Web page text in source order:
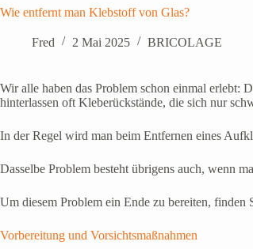
Wie entfernt man Klebstoff von Glas?
Fred 2 Mai 2025 BRICOLAGE
Wir alle haben das Problem schon einmal erlebt:
hinterlassen oft Kleberückstände, die sich nur
In der Regel wird man beim Entfernen eines
Dasselbe Problem besteht übrigens auch, wenn
Um diesem Problem ein Ende zu bereiten,
Vorbereitung und Vorsichtsmaßnahmen